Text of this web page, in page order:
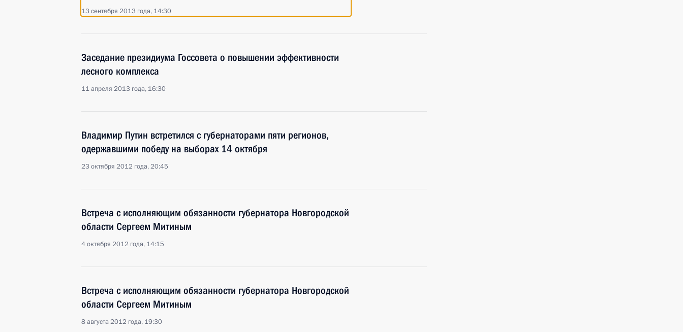
13 сентября 2013 года, 14:30
Заседание президиума Госсовета о повышении эффективности
лесного комплекса
11 апреля 2013 года, 16:30
Владимир Путин встретился с губернаторами пяти регионов,
одержавшими победу на выборах 14 октября
23 октября 2012 года, 20:45
Встреча с исполняющим обязанности губернатора Новгородской
области Сергеем Митиным
4 октября 2012 года, 14:15
Встреча с исполняющим обязанности губернатора Новгородской
области Сергеем Митиным
8 августа 2012 года, 19:30